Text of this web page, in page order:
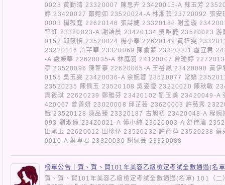
0028 黃勤晴 23320007 陳思卉 23420015-A 蘇玉芳
婷 23420027 鄭菀如 23520024-A 林湘芸 23720092 張
0003 楊薇庭 22620146 張詩婕 23320182 謝孟璇
竺虹 23320023-A 謝語晨 23420134 吳唯菱 23520023
0152 邱筱棓 23520024 楊小奉 22620149 黃鈺雯
23220116 許芊華 23320069 陳俞蓁 23320001 盧宜君
-A 嚴榮華 22620035-A 林庭羽 24120007 曾瑜婷
亭 23520096 陳葦寧 22620065-A 王裕鳳 23420090 黃
0155 吳玉雯 23420036-A 余婉蓉 23520077 常嬌
23520235 陳佩玉 23520108 吳姿瑩 23220020 陳秋敏
周筱琪 22620239 鄭雅芬 23420102 劉玉美 23420049-
420067 曾善妍 23020008 邱芷芸 23620003 許慈秀
娥 23520128 陳品臻 23320187 古旭初 23420048-A 程
093 劉淑儀 23420021-A 傅小純 23020003-A 舒佳瑋
田承玉 22620012 田珍伃 23520232 許育萍 23520238
0010-A 葉韋君 23320030 謝佩芸 23320088
榜單公告｜賀、賀、賀101年美容乙級檢定考試全數通過(名
賀、賀、賀101年美容乙級檢定考試全數通過(名單) 101（